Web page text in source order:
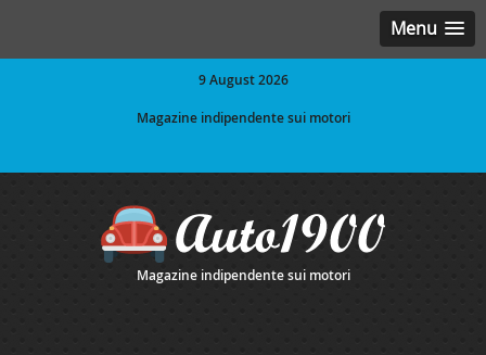
Menu
9 August 2026
Magazine indipendente sui motori
Magazine indipendente sui motori